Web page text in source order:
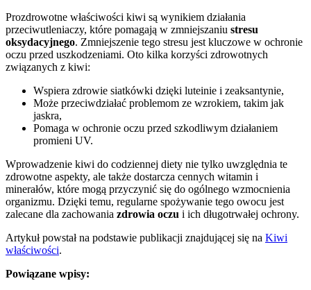
Prozdrowotne właściwości kiwi są wynikiem działania
przeciwutleniaczy, które pomagają w zmniejszaniu stresu
oksydacyjnego. Zmniejszenie tego stresu jest kluczowe w ochronie
oczu przed uszkodzeniami. Oto kilka korzyści zdrowotnych
związanych z kiwi:
Wspiera zdrowie siatkówki dzięki luteinie i zeaksantynie,
Może przeciwdziałać problemom ze wzrokiem, takim jak
jaskra,
Pomaga w ochronie oczu przed szkodliwym działaniem
promieni UV.
Wprowadzenie kiwi do codziennej diety nie tylko uwzględnia te
zdrowotne aspekty, ale także dostarcza cennych witamin i
minerałów, które mogą przyczynić się do ogólnego wzmocnienia
organizmu. Dzięki temu, regularne spożywanie tego owocu jest
zalecane dla zachowania zdrowia oczu i ich długotrwałej ochrony.
Artykuł powstał na podstawie publikacji znajdującej się na Kiwi
właściwości.
Powiązane wpisy: